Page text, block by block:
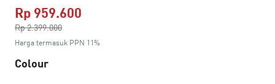
Rp 959.600
Rp 2.399.000
ke
Harga termasuk PPN 11%
Colour